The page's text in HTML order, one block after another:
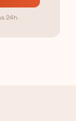
24h.